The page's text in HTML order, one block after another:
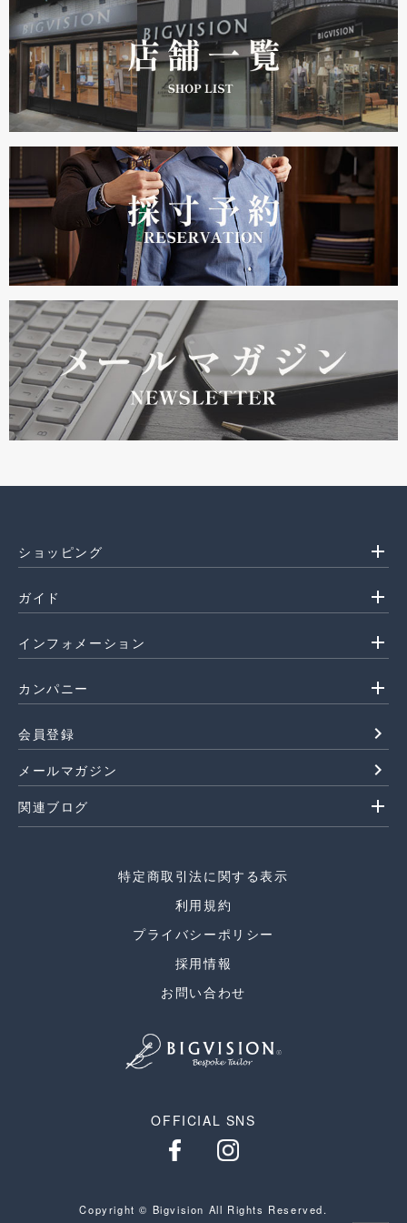
ショッピング add
ガイド add
インフォメーション add
カンパニー add
会員登録 navigate_next
メールマガジン navigate_next
関連ブログ add
特定商取引法に関する表示
利用規約
プライバシーポリシー
採用情報
お問い合わせ
OFFICIAL SNS
Copyright © Bigvision All Rights Reserved.